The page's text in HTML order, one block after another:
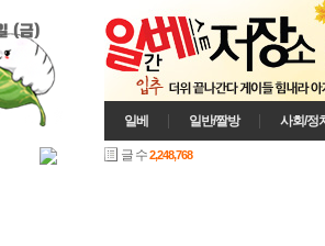
일베 일반/짤방 사회/정
글 수2,248,768
(금)